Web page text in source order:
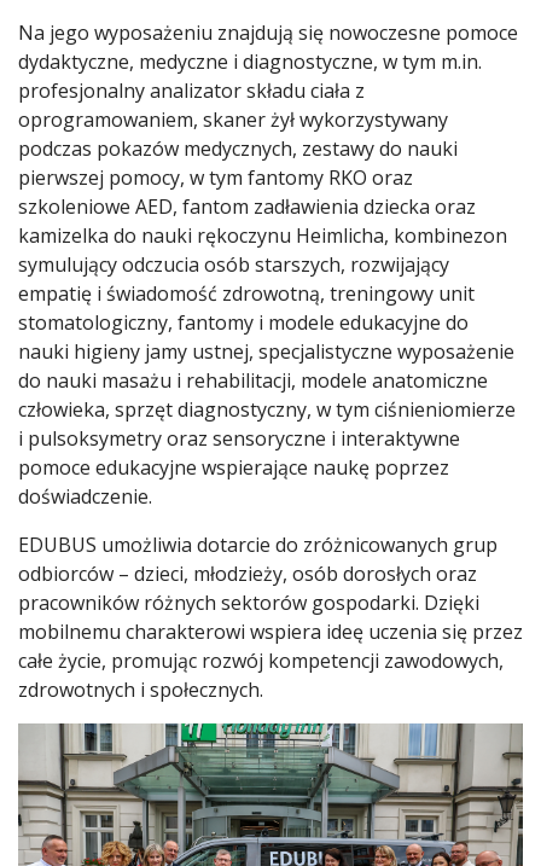
Na jego wyposażeniu znajdują się nowoczesne pomoce
dydaktyczne, medyczne i diagnostyczne, w tym m.in.
profesjonalny analizator składu ciała z
oprogramowaniem, skaner żył wykorzystywany
podczas pokazów medycznych, zestawy do nauki
pierwszej pomocy, w tym fantomy RKO oraz
szkoleniowe AED, fantom zadławienia dziecka oraz
kamizelka do nauki rękoczynu Heimlicha, kombinezon
symulujący odczucia osób starszych, rozwijający
empatię i świadomość zdrowotną, treningowy unit
stomatologiczny, fantomy i modele edukacyjne do
nauki higieny jamy ustnej, specjalistyczne wyposażenie
do nauki masażu i rehabilitacji, modele anatomiczne
człowieka, sprzęt diagnostyczny, w tym ciśnieniomierze
i pulsoksymetry oraz sensoryczne i interaktywne
pomoce edukacyjne wspierające naukę poprzez
doświadczenie.
EDUBUS umożliwia dotarcie do zróżnicowanych grup
odbiorców – dzieci, młodzieży, osób dorosłych oraz
pracowników różnych sektorów gospodarki. Dzięki
mobilnemu charakterowi wspiera ideę uczenia się przez
całe życie, promując rozwój kompetencji zawodowych,
zdrowotnych i społecznych.